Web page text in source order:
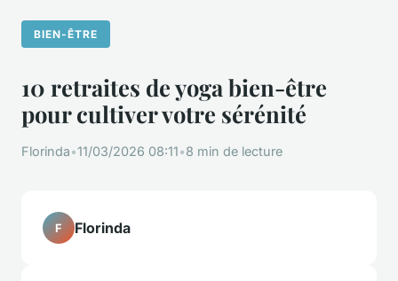
BIEN-ÊTRE
10 retraites de yoga bien-être
pour cultiver votre sérénité
Florinda•11/03/2026 08:11•8 min de lecture
F Florinda